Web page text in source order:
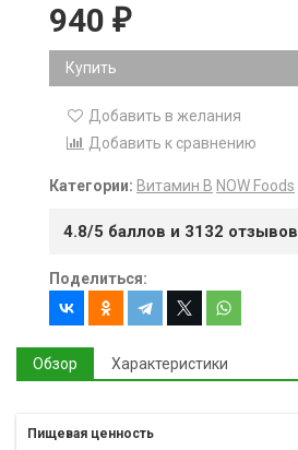
940 ₽
Купить
Добавить в желания
Добавить к сравнению
Категории: Витамин B NOW Foods
4.8/5 баллов и 3132 отзывов
Поделиться:
Обзор Характеристики
Пищевая ценность